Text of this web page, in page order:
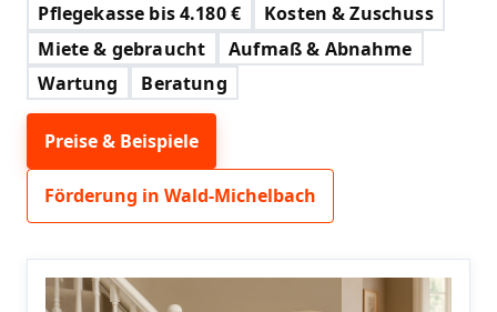
Pflegekasse bis 4.180 €
Kosten & Zuschuss
Miete & gebraucht
Aufmaß & Abnahme
Wartung
Beratung
Preise & Beispiele
Förderung in Wald-Michelbach